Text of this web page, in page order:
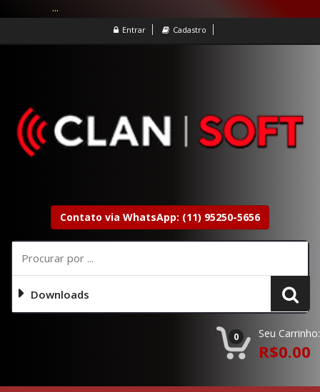
Entrar Cadastro
Contato via WhatsApp: (11) 95250-5656
Downloads
0 Seu Carrinho:
R$0.00